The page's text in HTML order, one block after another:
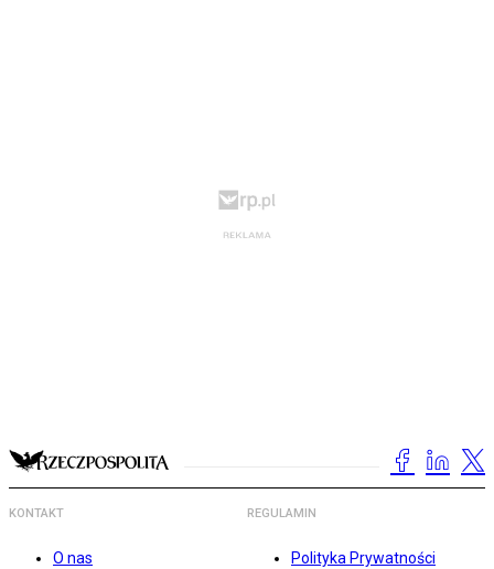
KONTAKT
O nas
REGULAMIN
Polityka Prywatności